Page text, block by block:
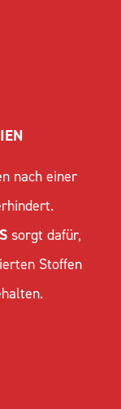
nach einer
sorgt dafür,
Stoffen